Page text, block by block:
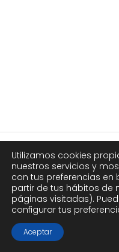
edades: ¿Es adecuado
Utilizamos cookies
nuestros servicios y
con tus preferencias en
partir de tus hábitos de
páginas visitadas).
configurar tus
Aceptar